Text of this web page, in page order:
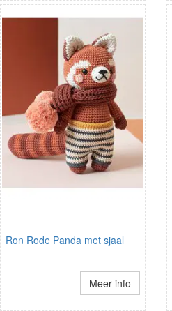
Ron Rode Panda met sjaal
Meer info